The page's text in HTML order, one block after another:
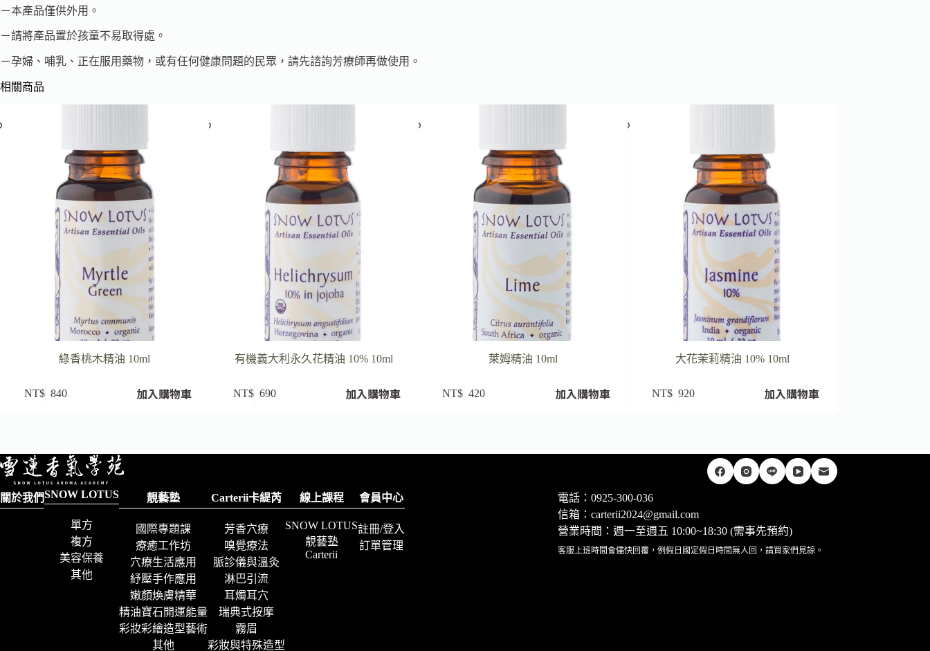
－本產品僅供外用。
－請將產品置於孩童不易取得處。
－孕婦、哺乳、正在服用藥物，或有任何健康問題的民眾，請先諮詢芳療師再做使用。
相關商品
綠香桃木精油 10ml
NT$ 840 加入購物車
有機義大利永久花精油 10% 10ml
NT$ 690 加入購物車
萊姆精油 10ml
NT$ 420 加入購物車
大花茉莉精油 10% 10ml
NT$ 920 加入購物車
關於我們SNOW LOTUS
單方
複方
美容保養
其他
靚藝塾
國際專題課
療癒工作坊
穴療生活應用
紓壓手作應用
嫩顏煥膚精華
精油寶石開運能量
彩妝彩繪造型藝術
其他
Carterii卡緹芮
芳香穴療
嗅覺療法
脈診儀與溫灸
淋巴引流
耳燭耳穴
瑞典式按摩
霧眉
彩妝與特殊造型
線上課程
SNOW LOTUS
靚藝塾
Carterii
會員中心
註冊/登入
訂單管理
電話：0925-300-036
信箱：carterii2024@gmail.com
營業時間：週一至週五 10:00~18:30 (需事先預約)
客服上班時間會儘快回覆，例假日國定假日時間無人回，請買家們見諒。